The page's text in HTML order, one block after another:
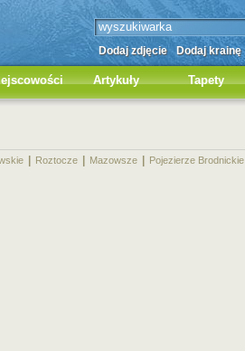
Dodaj zdjęcie Dodaj krainę
Artykuły Tapety
Roztocze Mazowsze Pojezierze Brodnickie